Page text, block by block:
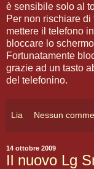
è sensibile solo al
Per non rischiare
mettere il telefono
bloccare lo
Fortunatamente
grazie ad un tasto
del telefonino.
Lia Nessun
14 ottobre 2009
Il nuovo Lg